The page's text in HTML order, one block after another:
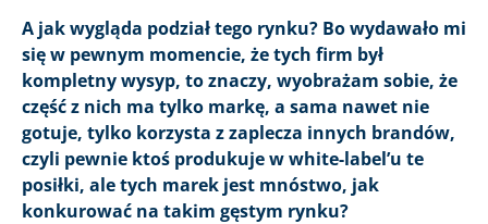
A jak wygląda podział tego rynku? Bo wydawało mi
się w pewnym momencie, że tych firm był
kompletny wysyp, to znaczy, wyobrażam sobie, że
część z nich ma tylko markę, a sama nawet nie
gotuje, tylko korzysta z zaplecza innych brandów,
czyli pewnie ktoś produkuje w white-label’u te
posiłki, ale tych marek jest mnóstwo, jak
konkurować na takim gęstym rynku?